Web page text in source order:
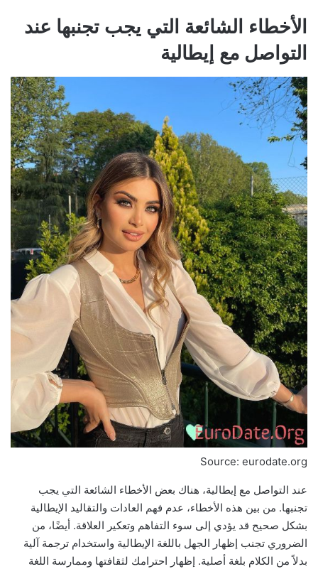
الأخطاء الشائعة التي يجب تجنبها عند
التواصل مع إيطالية
Source: eurodate.org
عند التواصل مع إيطالية، هناك بعض الأخطاء الشائعة التي يجب
تجنبها. من بين هذه الأخطاء، عدم فهم العادات والتقاليد الإيطالية
بشكل صحيح قد يؤدي إلى سوء التفاهم وتعكير العلاقة. أيضًا، من
الضروري تجنب إظهار الجهل باللغة الإيطالية واستخدام ترجمة آلية
بدلاً من الكلام بلغة أصلية. إظهار احترامك لثقافتها وممارسة اللغة